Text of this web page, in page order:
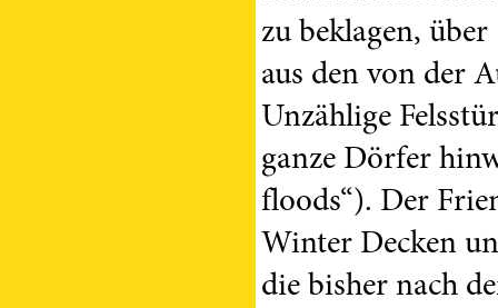
zu beklagen,
aus den von der
Unzählige
ganze Dörfer
floods“). Der
Winter Decken
die bisher nach